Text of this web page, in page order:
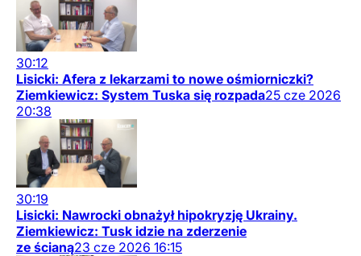
30:12
Lisicki: Afera z lekarzami to nowe ośmiorniczki?
Ziemkiewicz: System Tuska się rozpada25 cze 2026
20:38
30:19
Lisicki: Nawrocki obnażył hipokryzję Ukrainy.
Ziemkiewicz: Tusk idzie na zderzenie
ze ścianą23 cze 2026 16:15